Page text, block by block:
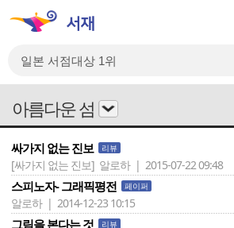
아름다운 섬
싸가지 없는 진보 리뷰
[싸가지 없는 진보] 알로하 | 2015-07-22 09:48
스피노자- 그래픽평전 페이퍼
알로하 | 2014-12-23 10:15
그림을 본다는 것 리뷰